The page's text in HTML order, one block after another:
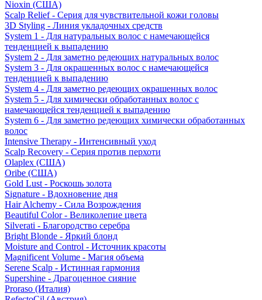
Nioxin (США)
Scalp Relief - Серия для чувствительной кожи головы
3D Styling - Линия укладочных средств
System 1 - Для натуральных волос с намечающейся
тенденцией к выпадению
System 2 - Для заметно редеющих натуральных волос
System 3 - Для окрашенных волос с намечающейся
тенденцией к выпадению
System 4 - Для заметно редеющих окрашенных волос
System 5 - Для химически обработанных волос с
намечающейся тенденцией к выпадению
System 6 - Для заметно редеющих химически обработанных
волос
Intensive Therapy - Интенсивный уход
Scalp Recovery - Серия против перхоти
Olaplex (США)
Oribe (США)
Gold Lust - Роскошь золота
Signature - Вдохновение дня
Hair Alchemy - Сила Возрождения
Beautiful Color - Великолепие цвета
Silverati - Благородство серебра
Bright Blonde - Яркий блонд
Moisture and Control - Источник красоты
Magnificent Volume - Магия объема
Serene Scalp - Истинная гармония
Supershine - Драгоценное сияние
Proraso (Италия)